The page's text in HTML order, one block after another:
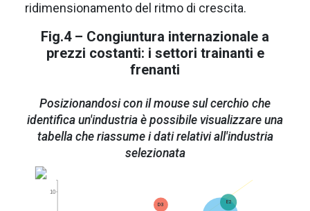
ridimensionamento del ritmo di crescita.
Fig.4 – Congiuntura internazionale a
prezzi costanti: i settori trainanti e
frenanti
Posizionandosi con il mouse sul cerchio che
identifica un'industria è possibile visualizzare una
tabella che riassume i dati relativi all'industria
selezionata
10
D3 E2